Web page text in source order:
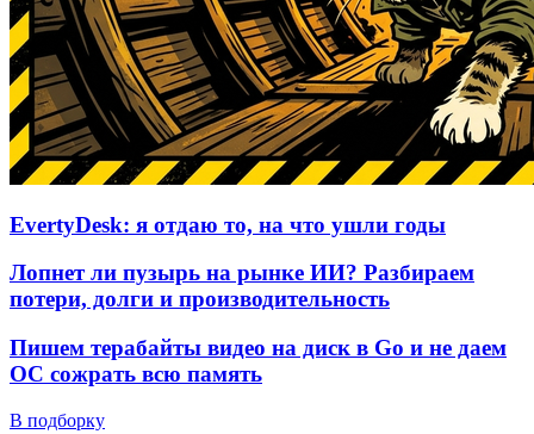
EvertyDesk: я отдаю то, на что ушли годы
Лопнет ли пузырь на рынке ИИ? Разбираем
потери, долги и производительность
Пишем терабайты видео на диск в Go и не даем
ОС сожрать всю память
В подборку